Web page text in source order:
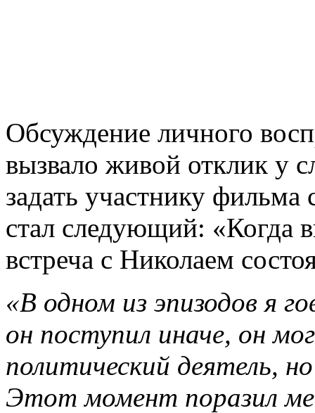
Обсуждение личного
вызвало живой отклик у
задать участнику
стал следующий: «Когда
встреча с Николаем
«В одном из эпизодов я
он поступил иначе, он
политический деятель,
Этот момент поразил